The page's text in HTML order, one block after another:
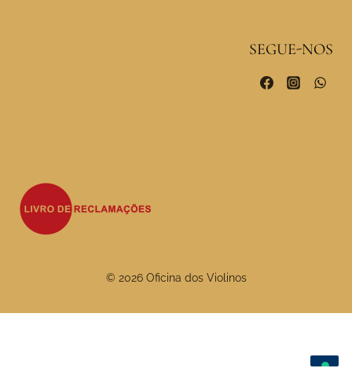
SEGUE-NOS
© 2026 Oficina dos Violinos